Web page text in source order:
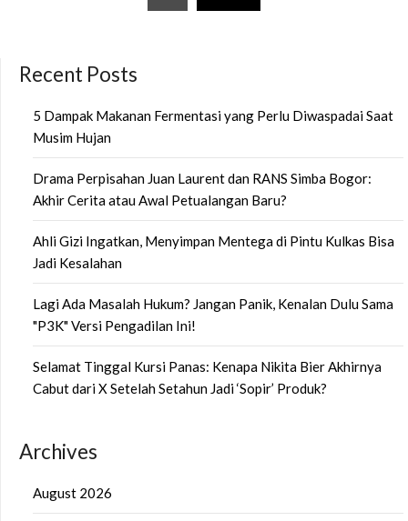
Recent Posts
5 Dampak Makanan Fermentasi yang Perlu Diwaspadai Saat
Musim Hujan
Drama Perpisahan Juan Laurent dan RANS Simba Bogor:
Akhir Cerita atau Awal Petualangan Baru?
Ahli Gizi Ingatkan, Menyimpan Mentega di Pintu Kulkas Bisa
Jadi Kesalahan
Lagi Ada Masalah Hukum? Jangan Panik, Kenalan Dulu Sama
"P3K" Versi Pengadilan Ini!
Selamat Tinggal Kursi Panas: Kenapa Nikita Bier Akhirnya
Cabut dari X Setelah Setahun Jadi ‘Sopir’ Produk?
Archives
August 2026